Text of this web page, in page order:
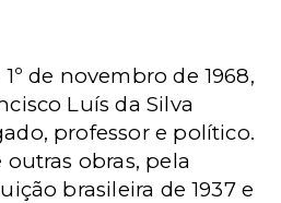
de novembro de 1968,
Luís da Silva
professor e político.
obras, pela
brasileira de 1937 e